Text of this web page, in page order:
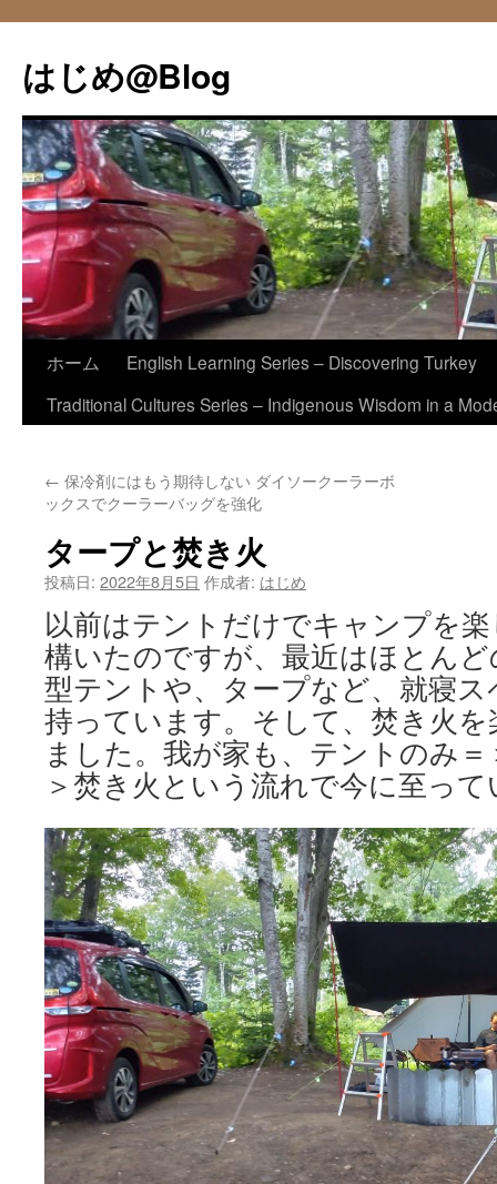
テ
ン
へ
ス
キ
ッ
プ
はじめ@Blog
ホーム
English Learning Series – Discovering Turkey
Traditional Cultures Series – Indigenous Wisdom in a
← 保冷剤にはもう期待しない ダイソークーラーボ
ックスでクーラーバッグを強化
タープと焚き火
投稿日: 2022年8月5日 作成者: はじめ
以前はテントだけでキャンプを
構いたのですが、最近はほとん
型テントや、タープなど、就寝
持っています。そして、焚き火
ました。我が家も、テントのみ
＞焚き火という流れで今に至っ